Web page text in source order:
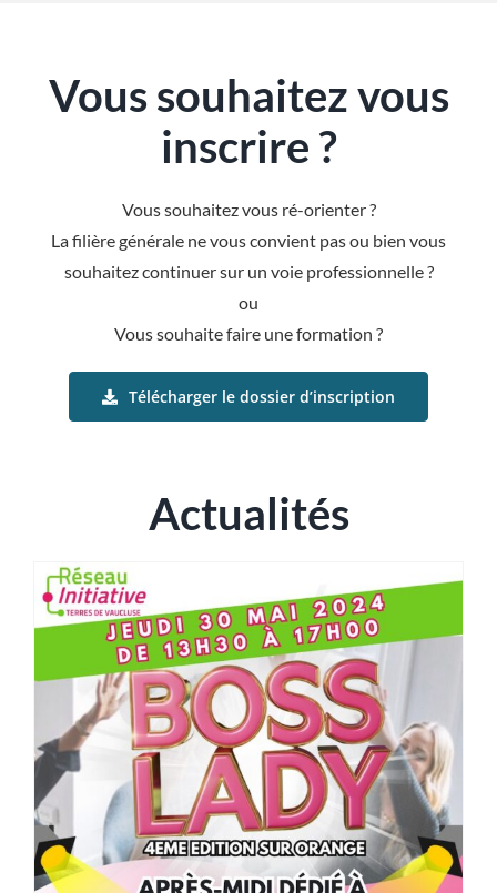
Aïcha
Mylène
LA RESTAURATION ET DE LA
CUISINE
Vous souhaitez vous
inscrire ?
Vous souhaitez vous ré-orienter ?
La filière générale ne vous convient pas ou bien vous
souhaitez continuer sur un voie professionnelle ?
ou
Vous souhaite faire une formation ?
Télécharger le dossier d’inscription
Actualités